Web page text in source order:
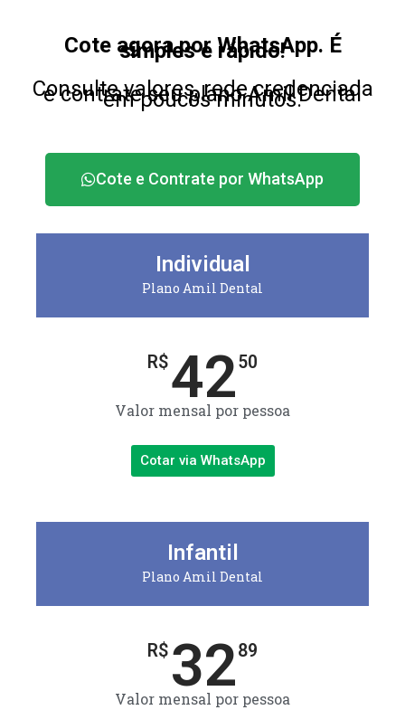
Cote agora por WhatsApp. É
simples e rápido!
Consulte valores, rede credenciada
e contrate seu plano Amil Dental
em poucos minutos.
Cote e Contrate por WhatsApp
Individual
Plano Amil Dental
R$4250
Valor mensal por pessoa
Cotar via WhatsApp
Infantil
Plano Amil Dental
R$ 3289
Valor mensal por pessoa